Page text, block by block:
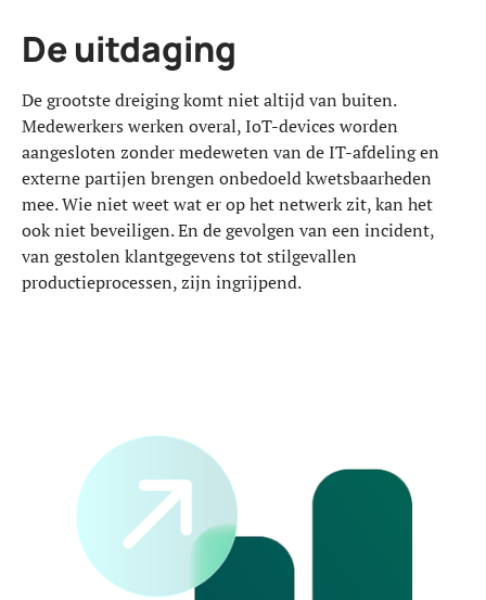
De uitdaging
De grootste dreiging komt niet altijd van buiten.
Medewerkers werken overal, IoT-devices worden
aangesloten zonder medeweten van de IT-afdeling en
externe partijen brengen onbedoeld kwetsbaarheden
mee. Wie niet weet wat er op het netwerk zit, kan het
ook niet beveiligen. En de gevolgen van een incident,
van gestolen klantgegevens tot stilgevallen
productieprocessen, zijn ingrijpend.